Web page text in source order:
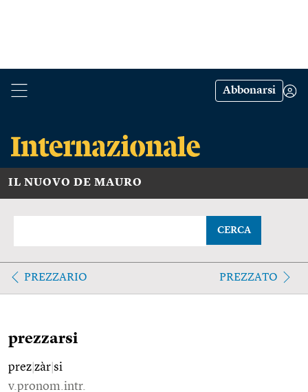
Abbonarsi
IL NUOVO DE MAURO
CERCA
PREZZARIO PREZZATO
prezzarsi
prez zàr si
v.pronom.intr.